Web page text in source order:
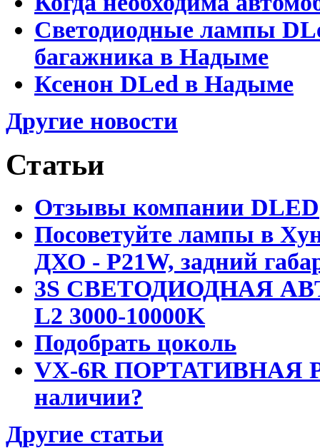
Светодиодные лампы
багажника в Надыме
Ксенон DLed в Надыме
Другие новости
Статьи
Отзывы компании DLED
Посоветуйте лампы в
ДХО - P21W, задний
3S СВЕТОДИОДНАЯ
L2 3000-10000K
Подобрать цоколь
VX-6R ПОРТАТИВНАЯ
наличии?
Другие статьи